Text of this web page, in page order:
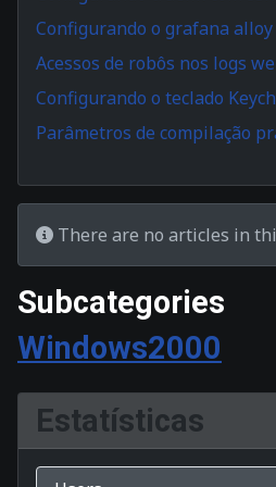
Configurando o grafana
Acessos de robôs nos logs
Configurando o teclado
Parâmetros de compilação
Info
There are no articles in
Subcategories
Windows2000
Estatísticas